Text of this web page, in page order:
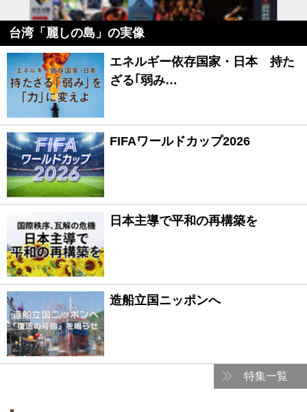
台湾「麗しの島」の実像
エネルギー依存国家・日本 持た
ざる｢弱み…
FIFAワールドカップ2026
日本主導で平和の再構築を
造船立国ニッポンへ
特集一覧